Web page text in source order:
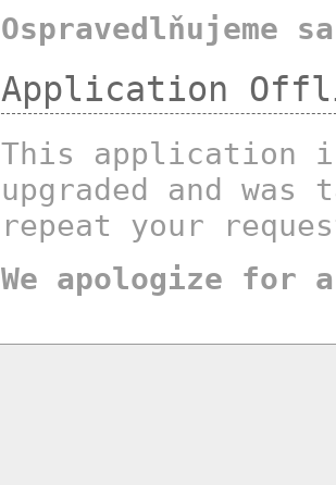
Ospravedlňujeme
Application
This application
upgraded and
repeat your
We apologize for